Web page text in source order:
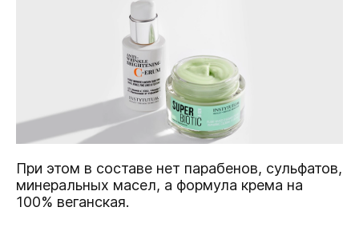
При этом в составе нет парабенов, сульфатов,
минеральных масел, а формула крема на
100% веганская.